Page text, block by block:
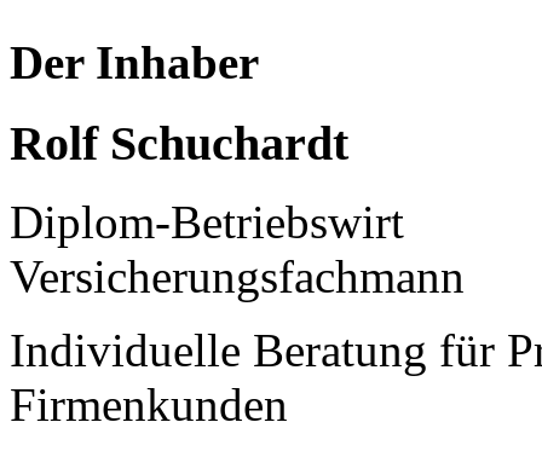
Der Inhaber
Rolf Schuchardt
Diplom-Betriebswirt
Versicherungsfachmann
Individuelle Beratung für
Firmenkunden